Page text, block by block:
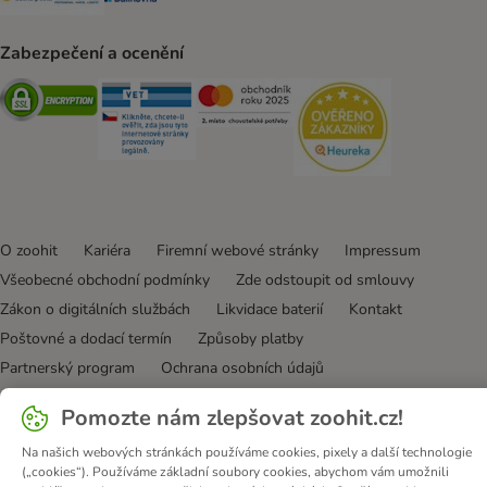
Zabezpečení a ocenění
Security Security Security
O zoohit Kariéra Firemní webové stránky
Impressum
Všeobecné obchodní podmínky
Zde odstoupit od smlouvy
Zákon o digitálních službách
Likvidace baterií
Kontakt
Poštovné a dodací termín
Způsoby platby
Partnerský program
Ochrana osobních údajů
Ochrana osobních údajů
Pomozte nám zlepšovat zoohit.cz!
Na našich webových stránkách používáme cookies, pixely a další technologie
(„cookies“). Používáme základní soubory cookies, abychom vám umožnili